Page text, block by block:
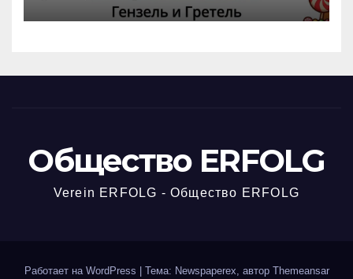
вчерашней викторины!
Общество ERFOLG
Verein ERFOLG - Общество ERFOLG
Работает на WordPress Тема: Newspaperex, автор Themeansar